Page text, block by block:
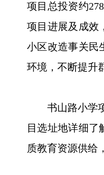
项目总投资约
项目进展及成效
小区改造事关民
环境，不断提升
书山路小学项
目选址地详细
质教育资源供给